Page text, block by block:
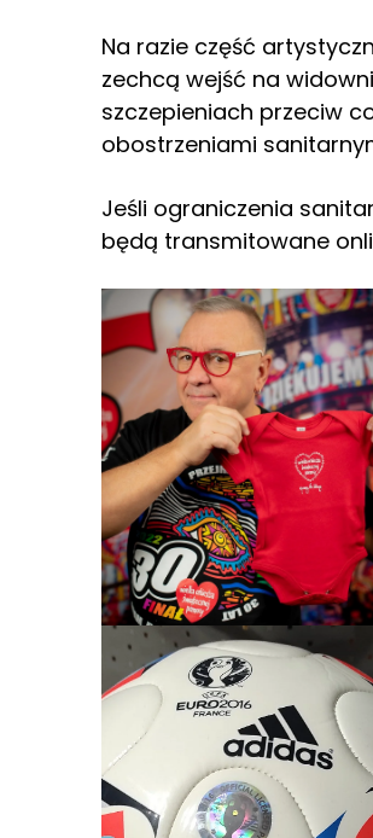
Na razie część
zechcą wejść na
szczepieniach przeciw
obostrzeniami
Jeśli ograniczenia
będą transmitowane